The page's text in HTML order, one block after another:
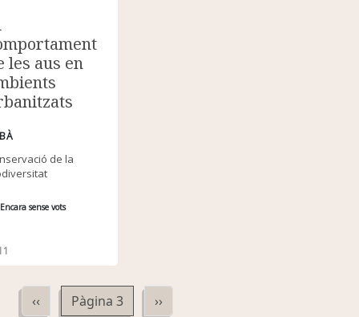
les aus en
de la
Encara sense vots
Pàgina anterior
‹‹ Pàgina 3 Pàgina següent
››